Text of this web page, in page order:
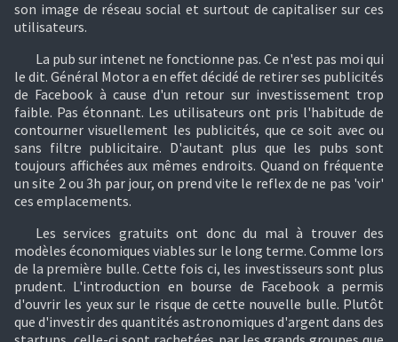
son image de réseau social et surtout de capitaliser sur ces
utilisateurs.
La pub sur intenet ne fonctionne pas. Ce n'est pas moi qui
le dit. Général Motor a en effet décidé de retirer ses publicités
de Facebook à cause d'un retour sur investissement trop
faible. Pas étonnant. Les utilisateurs ont pris l'habitude de
contourner visuellement les publicités, que ce soit avec ou
sans filtre publicitaire. D'autant plus que les pubs sont
toujours affichées aux mêmes endroits. Quand on fréquente
un site 2 ou 3h par jour, on prend vite le reflex de ne pas 'voir'
ces emplacements.
Les services gratuits ont donc du mal à trouver des
modèles économiques viables sur le long terme. Comme lors
de la première bulle. Cette fois ci, les investisseurs sont plus
prudent. L'introduction en bourse de Facebook a permis
d'ouvrir les yeux sur le risque de cette nouvelle bulle. Plutôt
que d'investir des quantités astronomiques d'argent dans des